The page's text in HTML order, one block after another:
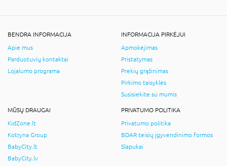
BENDRA INFORMACIJA
Apie mus
Parduotuvių kontaktai
Lojalumo programa
INFORMACIJA PIRKĖJUI
Apmokėjimas
Pristatymas
Prekių grąžinimas
Pirkimo taisyklės
Susisiekite su mumis
MŪSŲ DRAUGAI
KidZone.lt
Kotryna Group
BabyCity.lt
BabyCity.lv
PRIVATUMO POLITIKA
Privatumo politika
BDAR teisių įgyvendinimo formos
Slapukai